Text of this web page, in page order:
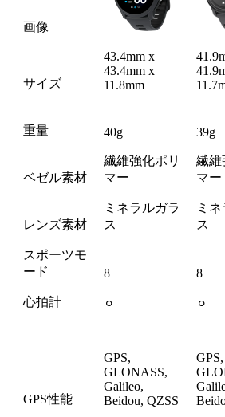
画像
サイズ
43.4mm x
43.4mm x
11.8mm
重量 40g 39g
ベゼル素材
繊維強化ポリ
マー
繊維
マー
レンズ素材
ミネラルガラ
ス
ミ
ス
スポーツモ
ード
8 8
心拍計 ⚪︎ ⚪︎
GPS性能
GPS,
GLONASS,
Galileo,
Beidou, QZSS
GPS,